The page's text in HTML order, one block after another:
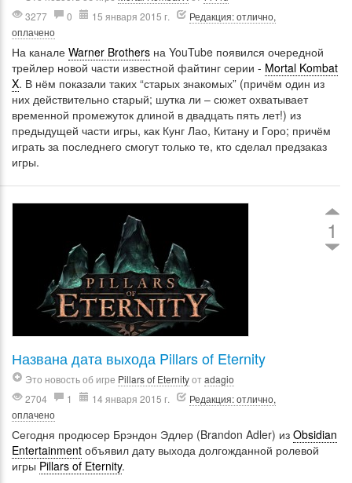
3277
0 15 января 2015 г.
Редакция: отлично,
оплачено
На канале Warner Brothers на YouTube появился очередной
трейлер новой части известной файтинг серии - Mortal Kombat
X. В нём показали таких “старых знакомых” (причём один из
них действительно старый; шутка ли – сюжет охватывает
временной промежуток длиной в двадцать пять лет!) из
предыдущей части игры, как Кунг Лао, Китану и Горо; причём
играть за последнего смогут только те, кто сделал предзаказ
игры.
1
Названа дата выхода Pillars of Eternity
Это новость об игре Pillars of Eternityотadagio
2704
1 14 января 2015 г.
Редакция: отлично,
оплачено
Сегодня продюсер Брэндон Эдлер (Brandon Adler) из Obsidian
Entertainment объявил дату выхода долгожданной ролевой
игры Pillars of Eternity.